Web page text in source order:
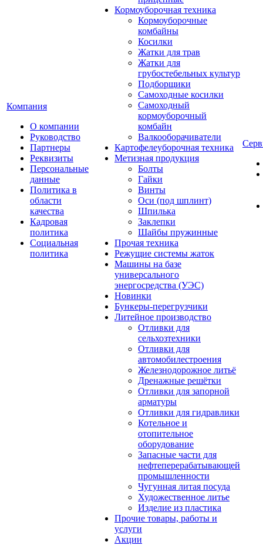
Компания
О компании
Руководство
Партнеры
Реквизиты
Персональные
данные
Политика в
области
качества
Кадровая
политика
Социальная
политика
Кормоуборочная техника
Кормоуборочные
комбайны
Косилки
Жатки для трав
Жатки для
грубостебельных культур
Подборщики
Самоходные косилки
Самоходный
кормоуборочный
комбайн
Валкооборачиватели
Картофелеуборочная техника
Метизная продукция
Болты
Гайки
Винты
Оси (под шплинт)
Шпилька
Заклепки
Шайбы пружинные
Прочая техника
Режущие системы жаток
Машины на базе
универсального
энергосредства (УЭС)
Новинки
Бункеры-перегрузчики
Литейное производство
Отливки для
сельхозтехники
Отливки для
автомобилестроения
Железнодорожное литьё
Дренажные решётки
Отливки для запорной
арматуры
Отливки для гидравлики
Котельное и
отопительное
оборудование
Запасные части для
нефтеперерабатывающей
промышленности
Чугунная литая посуда
Художественное литье
Изделие из пластика
Прочие товары, работы и
услуги
Акции